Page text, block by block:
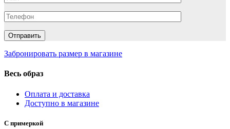
Забронировать размер в магазине
Весь образ
Оплата и доставка
Доступно в магазине
С примеркой